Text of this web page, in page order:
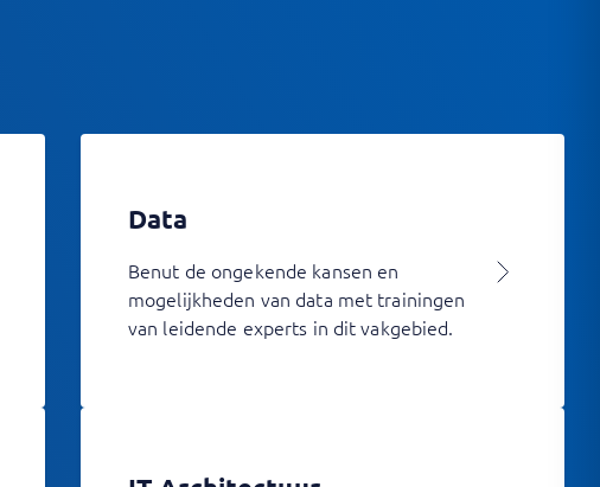
Data
Benut de ongekende kansen en
mogelijkheden van data met trainingen
van leidende experts in dit vakgebied.